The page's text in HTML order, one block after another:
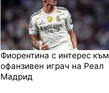
Фиорентина с интерес към
офанзивен играч на Реал
Мадрид